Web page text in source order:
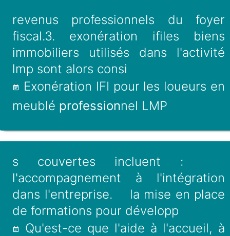
revenus professionnels du foyer
fiscal.3. exonération ifiles biens
immobiliers utilisés dans l'activité
lmp sont alors consi
Exonération IFI pour les loueurs en
meublé professionnel LMP
s couvertes incluent :
l'accompagnement à l'intégration
dans l'entreprise. la mise en place
de formations pour développ
Qu'est-ce que l'aide à l'accueil, à